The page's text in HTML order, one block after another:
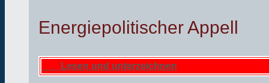
Energiepolitischer Appell
Lesen und unterzeichnen